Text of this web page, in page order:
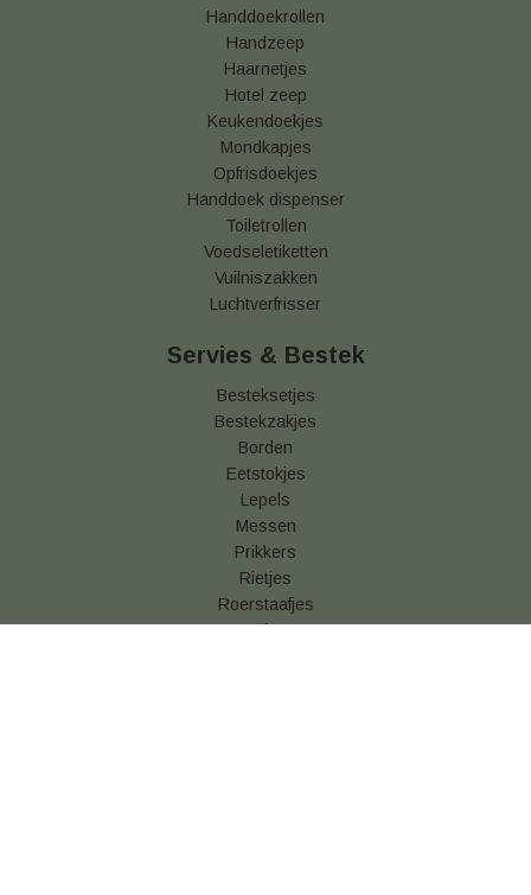
Handdoekrollen
Handzeep
Haarnetjes
Hotel zeep
Keukendoekjes
Mondkapjes
Opfrisdoekjes
Handdoek dispenser
Toiletrollen
Voedseletiketten
Vuilniszakken
Luchtverfrisser
Servies & Bestek
Besteksetjes
Bestekzakjes
Borden
Eetstokjes
Lepels
Messen
Prikkers
Rietjes
Roerstaafjes
Vorken